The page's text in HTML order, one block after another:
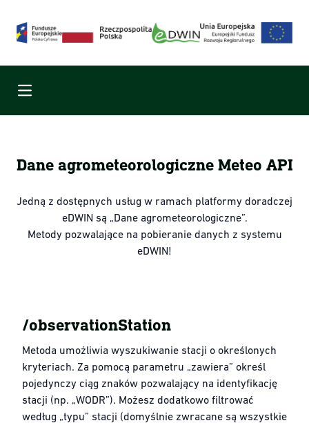
Menu
Dane agrometeorologiczne Meteo API
Jedną z dostępnych usług w ramach platformy doradczej
eDWIN są „Dane agrometeorologiczne”.
Metody pozwalające na pobieranie danych z systemu
eDWIN!
/observationStation
Metoda umożliwia wyszukiwanie stacji o określonych
kryteriach. Za pomocą parametru „zawiera” określ
pojedynczy ciąg znaków pozwalający na identyfikację
stacji (np. „WODR”). Możesz dodatkowo filtrować
według „typu” stacji (domyślnie zwracane są wszystkie